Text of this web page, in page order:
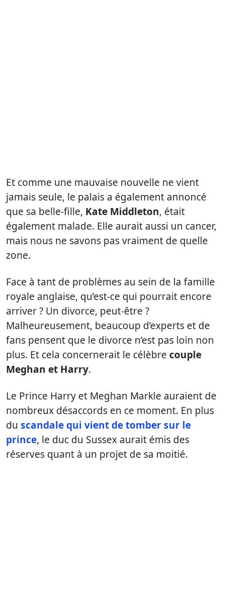
Et comme une mauvaise nouvelle ne vient
jamais seule, le palais a également annoncé
que sa belle-fille, Kate Middleton, était
également malade. Elle aurait aussi un cancer,
mais nous ne savons pas vraiment de quelle
zone.
Face à tant de problèmes au sein de la famille
royale anglaise, qu’est-ce qui pourrait encore
arriver ? Un divorce, peut-être ?
Malheureusement, beaucoup d’experts et de
fans pensent que le divorce n’est pas loin non
plus. Et cela concernerait le célèbre couple
Meghan et Harry.
Le Prince Harry et Meghan Markle auraient de
nombreux désaccords en ce moment. En plus
du scandale qui vient de tomber sur le
prince, le duc du Sussex aurait émis des
réserves quant à un projet de sa moitié.